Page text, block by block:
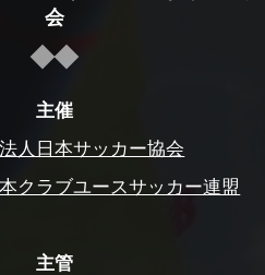
会
主催
人日本サッカー協会
クラブユースサッカー連盟
主管